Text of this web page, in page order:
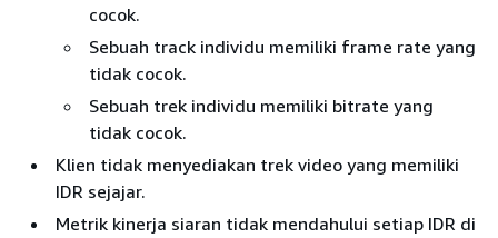
cocok.
Sebuah track individu memiliki frame rate yang
tidak cocok.
Sebuah trek individu memiliki bitrate yang
tidak cocok.
Klien tidak menyediakan trek video yang memiliki
IDR sejajar.
Metrik kinerja siaran tidak mendahului setiap IDR di